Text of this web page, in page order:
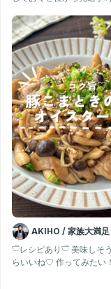
#給食
#給食レシピ
#幼児食
#丼
#丼レシピ
#レシピ動画
AKIHO / 家族大満足
𓎩レシピあり𓎩 美味しそう！と思った
らいいね♡ 作ってみたい